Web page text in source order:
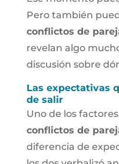
Pero también
conflictos de
revelan algo
discusión sobre
Las expectativas
de salir
Uno de los
conflictos de
diferencia de